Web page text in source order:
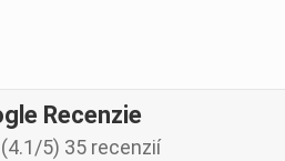
Recenzie
(4.1/5) 35 recenzií